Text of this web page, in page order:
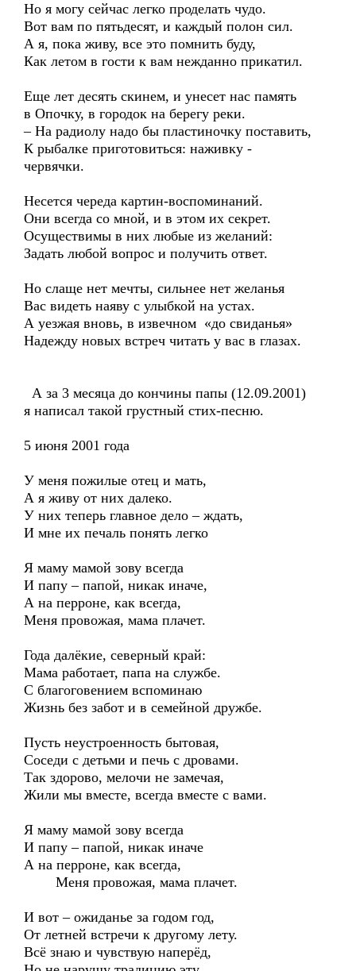
Но я могу сейчас легко проделать чудо.
Вот вам по пятьдесят, и каждый полон сил.
А я, пока живу, все это помнить буду,
Как летом в гости к вам нежданно прикатил.
Еще лет десять скинем, и унесет нас память
в Опочку, в городок на берегу реки.
– На радиолу надо бы пластиночку поставить,
К рыбалке приготовиться: наживку -
червячки.
Несется череда картин-воспоминаний.
Они всегда со мной, и в этом их секрет.
Осуществимы в них любые из желаний:
Задать любой вопрос и получить ответ.
Но слаще нет мечты, сильнее нет желанья
Вас видеть наяву с улыбкой на устах.
А уезжая вновь, в извечном «до свиданья»
Надежду новых встреч читать у вас в глазах.
А за 3 месяца до кончины папы (12.09.2001)
я написал такой грустный стих-песню.
5 июня 2001 года
У меня пожилые отец и мать,
А я живу от них далеко.
У них теперь главное дело – ждать,
И мне их печаль понять легко
Я маму мамой зову всегда
И папу – папой, никак иначе,
А на перроне, как всегда,
Меня провожая, мама плачет.
Года далёкие, северный край:
Мама работает, папа на службе.
С благоговением вспоминаю
Жизнь без забот и в семейной дружбе.
Пусть неустроенность бытовая,
Соседи с детьми и печь с дровами.
Так здорово, мелочи не замечая,
Жили мы вместе, всегда вместе с вами.
Я маму мамой зову всегда
И папу – папой, никак иначе
А на перроне, как всегда,
Меня провожая, мама плачет.
И вот – ожиданье за годом год,
От летней встречи к другому лету.
Всё знаю и чувствую наперёд,